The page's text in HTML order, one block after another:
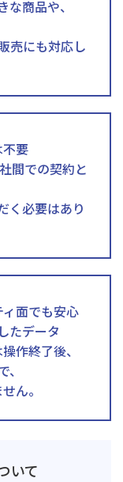
商品や、
売にも対応し
要
間での契約と
く必要はあり
面でも安心
たデータ
作終了後、
ん。
いて